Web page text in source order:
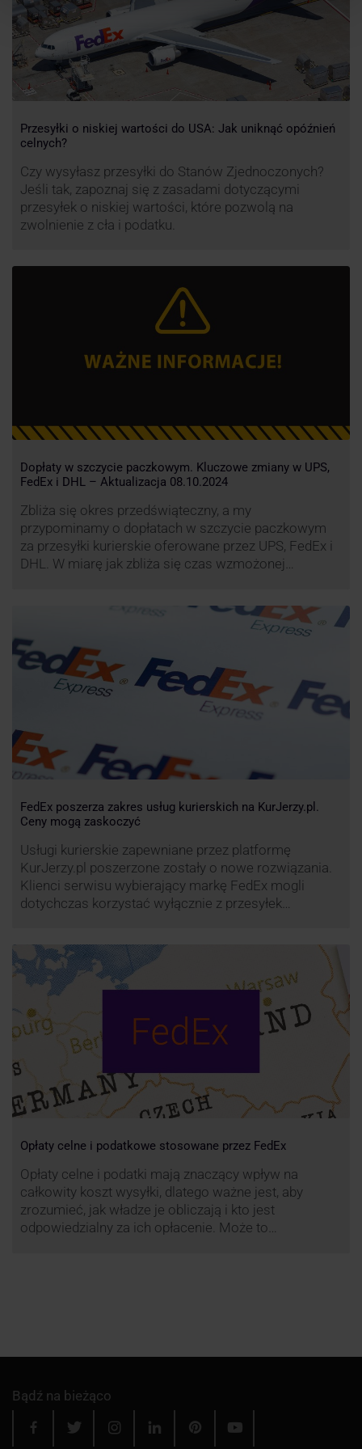
Przesyłki o niskiej wartości do USA: Jak uniknąć opóźnień
celnych?
Czy wysyłasz przesyłki do Stanów Zjednoczonych?
Jeśli tak, zapoznaj się z zasadami dotyczącymi
przesyłek o niskiej wartości, które pozwolą na
zwolnienie z cła i podatku.
Dopłaty w szczycie paczkowym. Kluczowe zmiany w UPS,
FedEx i DHL – Aktualizacja 08.10.2024
Zbliża się okres przedświąteczny, a my
przypominamy o dopłatach w szczycie paczkowym
za przesyłki kurierskie oferowane przez UPS, FedEx i
DHL. W miarę jak zbliża się czas wzmożonej
efektywności operacyjnej oraz zapewnienie
wysokiego poziomu świadczonych usług. Dodatkowo
przewoźnik UPS wprowadzi nowe opłaty opisane …
FedEx poszerza zakres usług kurierskich na KurJerzy.pl.
Ceny mogą zaskoczyć
Usługi kurierskie zapewniane przez platformę
KurJerzy.pl poszerzone zostały o nowe rozwiązania.
Klienci serwisu wybierający markę FedEx mogli
dotychczas korzystać wyłącznie z przesyłek
zdecydowanie szersze. FedEx na KurJerzy.pl
zapewnia również przesyłki importowe.
Opłaty celne i podatkowe stosowane przez FedEx
Opłaty celne i podatki mają znaczący wpływ na
całkowity koszt wysyłki, dlatego ważne jest, aby
zrozumieć, jak władze je obliczają i kto jest
odpowiedzialny za ich opłacenie. Może to
Bądź na bieżąco